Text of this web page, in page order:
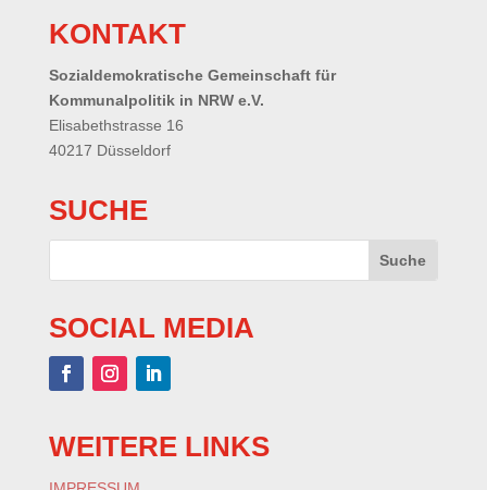
KONTAKT
Sozialdemokratische Gemeinschaft für
Kommunalpolitik in NRW e.V.
Elisabethstrasse 16
40217 Düsseldorf
SUCHE
SOCIAL MEDIA
WEITERE LINKS